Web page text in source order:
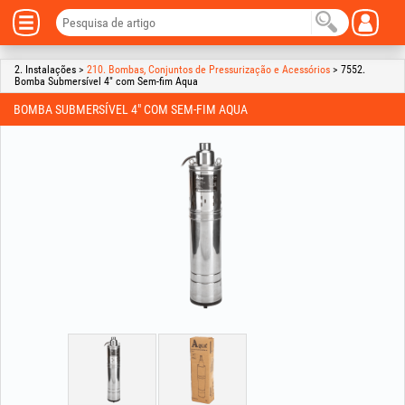
2. Instalações > 210. Bombas, Conjuntos de Pressurização e Acessórios > 7552.
Bomba Submersível 4" com Sem-fim Aqua
BOMBA SUBMERSÍVEL 4" COM SEM-FIM AQUA